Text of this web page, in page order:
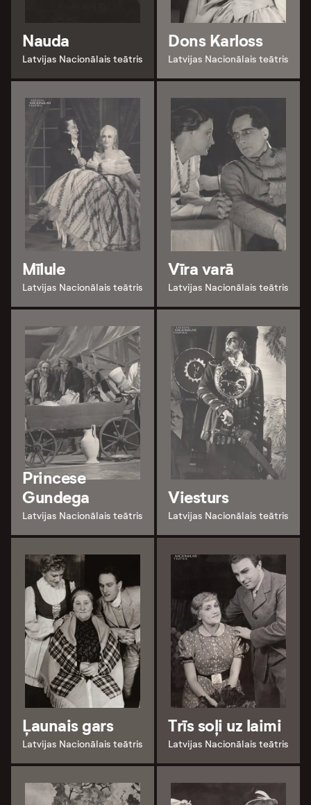
Nauda
Latvijas Nacionālais teātris
Dons Karloss
Latvijas Nacionālais teātris
Mīlule
Latvijas Nacionālais teātris
Vīra varā
Latvijas Nacionālais teātris
Princese
Gundega
Latvijas Nacionālais teātris
Viesturs
Latvijas Nacionālais teātris
Ļaunais gars
Latvijas Nacionālais teātris
Trīs soļi uz laimi
Latvijas Nacionālais teātris